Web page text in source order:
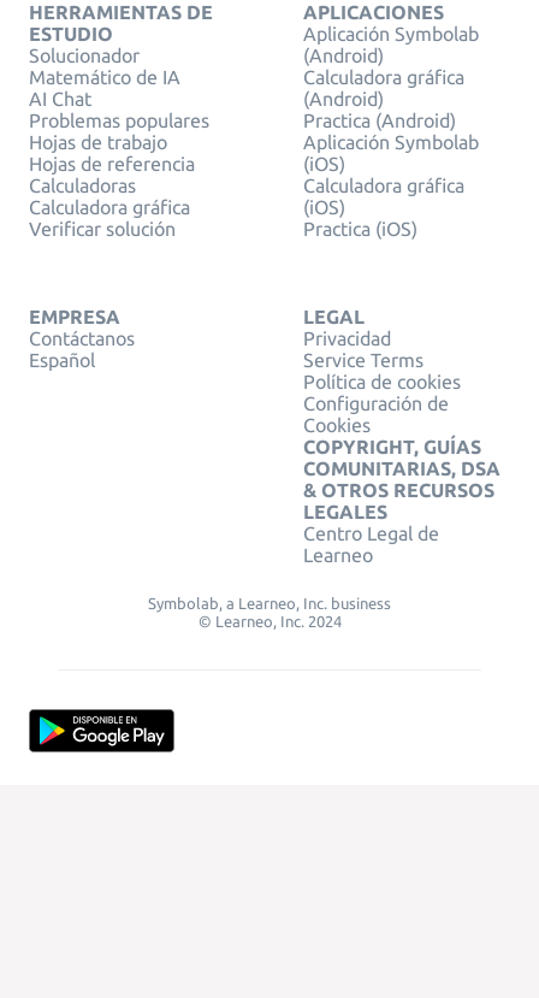
HERRAMIENTAS DE
ESTUDIO
Solucionador
Matemático de IA
AI Chat
Problemas populares
Hojas de trabajo
Hojas de referencia
Calculadoras
Calculadora gráfica
Verificar solución
APLICACIONES
Aplicación Symbolab
(Android)
Calculadora gráfica
(Android)
Practica (Android)
Aplicación Symbolab
(iOS)
Calculadora gráfica
(iOS)
Practica (iOS)
EMPRESA
Contáctanos
Español
LEGAL
Privacidad
Service Terms
Política de cookies
Configuración de
Cookies
COPYRIGHT, GUÍAS
COMUNITARIAS, DSA
& OTROS RECURSOS
LEGALES
Centro Legal de
Learneo
Symbolab, a Learneo, Inc. business
© Learneo, Inc. 2024